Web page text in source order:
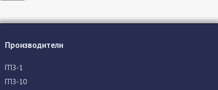
Производители
ГПЗ-1
ГПЗ-10